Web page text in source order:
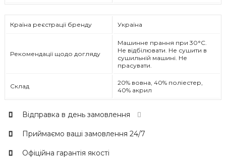
Країна реєстрації бренду Україна
Рекомендації щодо догляду
Машинне прання при 30°C.
Не відбілювати. Не сушити в
сушильній машині. Не
прасувати.
Склад
20% вовна, 40% поліестер,
40% акрил
Відправка в день замовлення
Приймаємо ваші замовлення 24/7
Офіційна гарантія якості